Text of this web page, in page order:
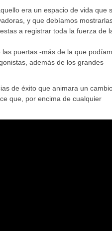
era un espacio de vida que
y que debíamos
a registrar toda la fuerza de
puertas -más de la que
además de los grandes
de éxito que animara un
que, por encima de cualquier